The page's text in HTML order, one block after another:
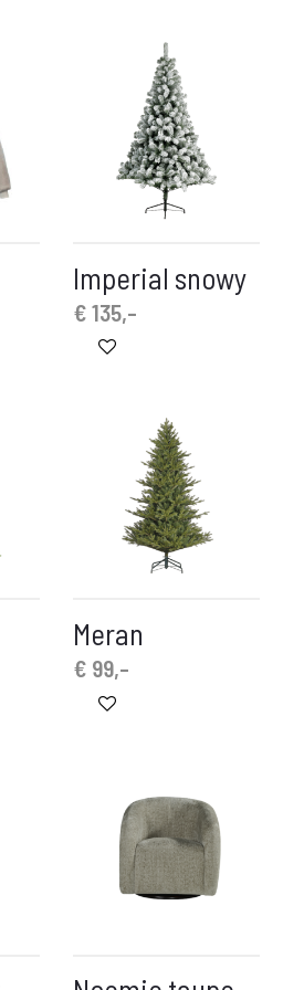
Imperial snowy
€135,-
Meran
€ 99,-